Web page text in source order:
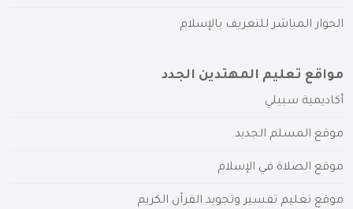
الحوار المباشر للتعريف بالإسلام
مواقع تعليم المهتدين الجدد
أكاديمية سبيلي
موقع المسلم الجديد
موقع الصلاة في الإسلام
موقع تعليم تفسير وتجويد القرآن الكريم